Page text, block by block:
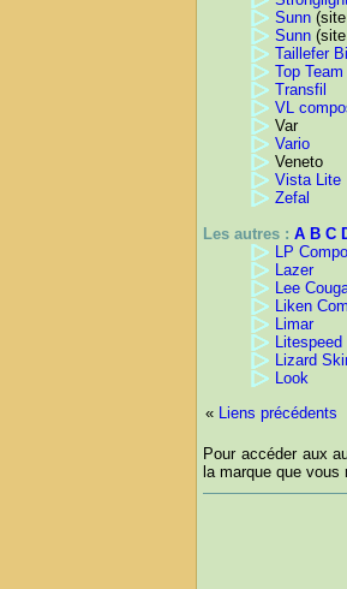
Sunn
Sunn
Taillefer
Top Team
Transfil
VL
Var
Vario
Veneto
Vista Lite
Zefal
Les autres : A B C
LP
Lazer
Lee
Liken
Limar
Litespeed
Lizard
Look
« Liens précédents
Pour accéder aux
la marque que